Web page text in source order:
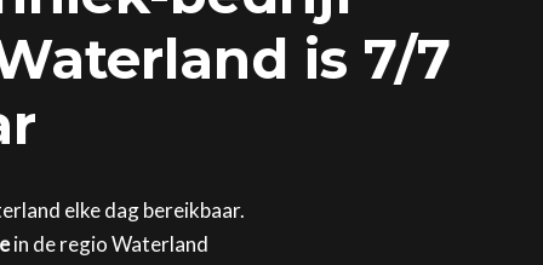
is 7/7
elke dag bereikbaar.
in de regio Waterland